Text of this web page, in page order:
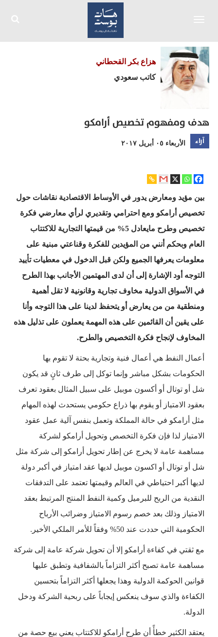
هزاع بكر القحطاني
كاتب سعودي
هدف ومفهوم تخصيص أرامكو
آراء الأربعاء ٠٥ أبريل ٢٠١٧
بين مؤيد ومعارض يدور في الأوساط الاقتصادية نقاشات حول
تخصيص أرامكو ومع احترامي وتقديري لرأي معارضي فكرة
تخصيص وطرح مايعادل 5% من قيمتها التجارية للاكتتاب
العام وبحكم أنني من المؤيدين للفكرة وقناعتي مبنية على
معلومات يعرفها الجميع ولكن قبل الدخول في معطيات تأييد
التوجه أود الإشارة إلى أن لدى المهتمين الأجانب بهذا الطرح
في الأسواق الدولية مخاوف تجارية وقانونية لا تقل أهمية
ومنطقية من من يعارض أو يتحفظ لدينا على هذا التوجه وأنا
على يقين أن القائمين على هذه المهمة يعملون على تذليل هذه
المخاوف لإنجاح فكرة التخصيص والطرح.
أعمال النفط هي أعمال فنية وتجارية بحتة لا تقوم بها
الحكومات بشكل مباشر وإنما توكل إلى طرف ثانٍ قد يكون
شل أو توتال أو أكسون موبيل على سبيل المثال بعقود تعرف
بعقود الامتياز أو يقوم بها ذراع حكومي يستحدث لهذه المهام
مثل أرامكو في حالة المملكة وتعمل بنفس آلية عمل عقود
الامتياز لذا فإن فكرة التخصص وتحويل أرامكو لشركة
مساهمة عامة لا يخرج عن إطار تحويل أرامكو إلى شركة مثل
شل أو توتال أو اكسون موبيل لديها عقد امتياز في أكبر دولة
لديها أكبر احتياطي في العالم وقيمتها تعتمد على التدفقات
النقدية من الربح للبرميل وكمية النفط المنتج المرتبط بعقد
الامتياز وذلك بعد خصم رسوم الامتياز وضرائب الأرباح
الحكومية التي حددت عند 50% وفقاً للأمر الملكي الأخير.
مع ثقتي في كفاءة أرامكو إلا أن تحويل شركة عامة إلى شركة
مساهمة عامة تصبح أكثر التزاماً بالشفافية وتطبق عليها
قوانين الحوكمة الدولية وهذا يجعلها أكثر التزاماً بتحسين
الكفاءة والذي سوف ينعكس إيجاباً على ربحية الشركة ودخل
الدولة.
يعتقد الكثير خطأً أن طرح أرامكو للاكتتاب يعني بيع حصة من